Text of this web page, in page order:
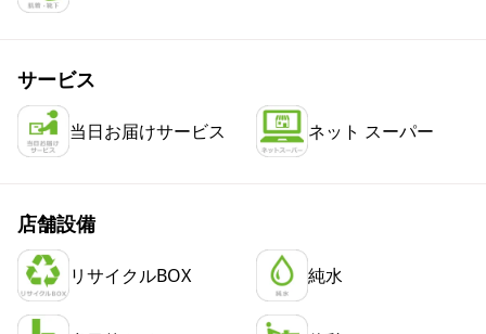
サービス
当日お届けサービス ネット スーパー
店舗設備
リサイクルBOX 純水